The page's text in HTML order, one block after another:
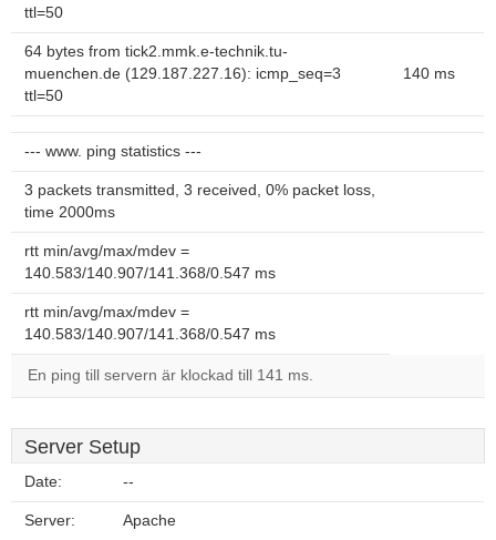
ttl=50
64 bytes from tick2.mmk.e-technik.tu-
muenchen.de (129.187.227.16): icmp_seq=3
ttl=50
140 ms
--- www. ping statistics ---
3 packets transmitted, 3 received, 0% packet loss,
time 2000ms
rtt min/avg/max/mdev =
140.583/140.907/141.368/0.547 ms
rtt min/avg/max/mdev =
140.583/140.907/141.368/0.547 ms
En ping till servern är klockad till 141 ms.
Server Setup
Date: --
Server: Apache